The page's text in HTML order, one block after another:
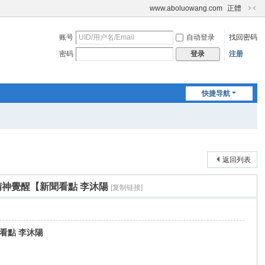
www.aboluowang.com 正體
切
到
账号 自动登录
找回密码
密码
登录 注册
快捷导航
返回列表
覺醒【新聞看點 李沐陽 [复制链接]
點 李沐陽